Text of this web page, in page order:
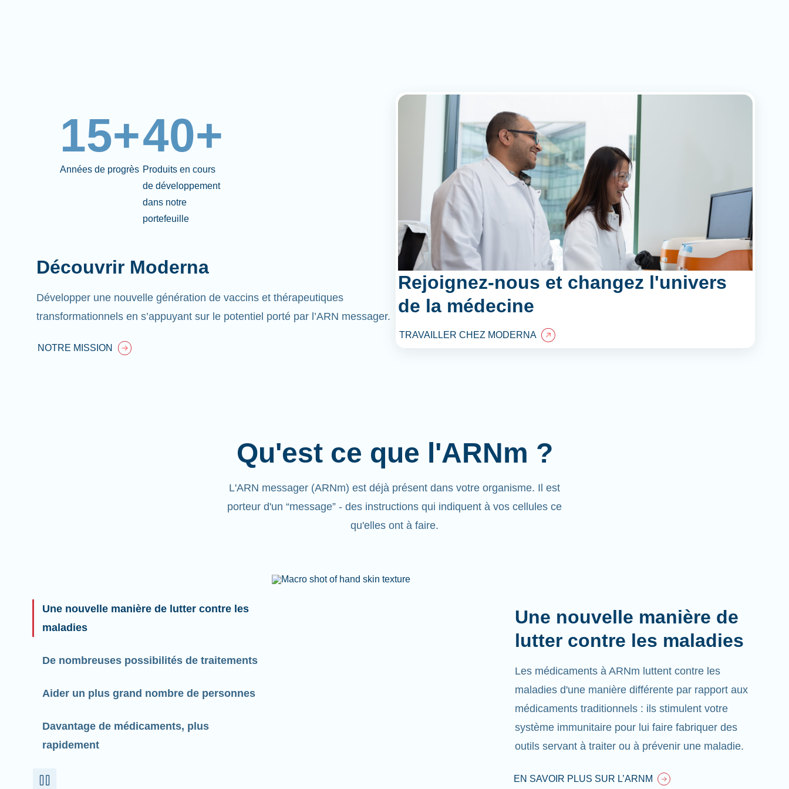
15+
Années de progrès
40+
Produits en cours
de développement
dans notre
portefeuille
Découvrir Moderna
Développer une nouvelle génération de vaccins et thérapeutiques
transformationnels en s’appuyant sur le potentiel porté par l’ARN messager.
NOTRE MISSION
Rejoignez-nous et changez l'univers
de la médecine
TRAVAILLER CHEZ MODERNA
Qu'est ce que l'ARNm ?
L'ARN messager (ARNm) est déjà présent dans votre organisme. Il est
porteur d'un “message” - des instructions qui indiquent à vos cellules ce
qu'elles ont à faire.
Une nouvelle manière de lutter contre les
maladies
De nombreuses possibilités de traitements
Aider un plus grand nombre de personnes
Davantage de médicaments, plus
rapidement
Une nouvelle manière de
lutter contre les maladies
Les médicaments à ARNm luttent contre les
maladies d'une manière différente par rapport aux
médicaments traditionnels : ils stimulent votre
système immunitaire pour lui faire fabriquer des
outils servant à traiter ou à prévenir une maladie.
EN SAVOIR PLUS SUR L’ARNM